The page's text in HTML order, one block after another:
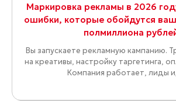
Маркировка рекламы в 2026
ошибки, которые обойдутся
полмиллиона
Вы запускаете рекламную кампанию.
на креативы, настройку таргетинга,
Компания работает, лиды